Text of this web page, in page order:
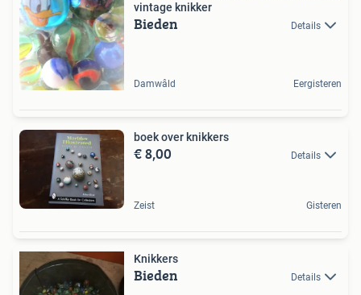
vintage knikker
Bieden Details
Damwâld Eergisteren
boek over knikkers
€ 8,00 Details
Zeist Gisteren
Knikkers
Bieden Details